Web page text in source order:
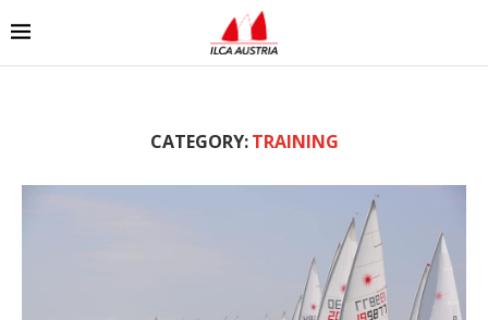
CATEGORY: TRAINING